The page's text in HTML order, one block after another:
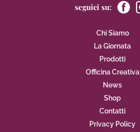
seguici su:
Chi Siamo
La Giornata
Prodotti
Officina Creativa
News
Shop
Contatti
Privacy Policy